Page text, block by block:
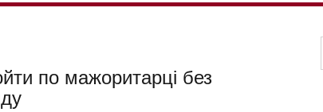
по мажоритарці без